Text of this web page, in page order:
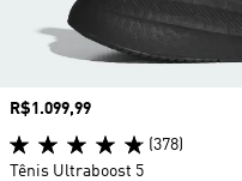
Preço
R$1.099,99
(378)
Tênis Ultraboost 5